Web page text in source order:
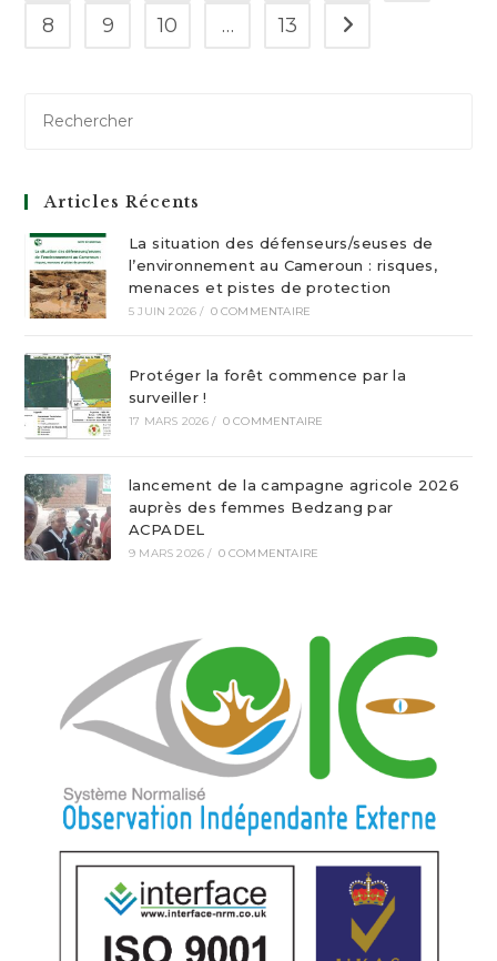
8
9 10 … 13 Aller à la page
Articles Récents
La situation des défenseurs/seuses de
l’environnement au Cameroun : risques,
menaces et pistes de protection
5 JUIN 2026 / 0 COMMENTAIRE
Protéger la forêt commence par la
surveiller !
17 MARS 2026 / 0 COMMENTAIRE
lancement de la campagne agricole 2026
auprès des femmes Bedzang par
ACPADEL
9 MARS 2026 / 0 COMMENTAIRE